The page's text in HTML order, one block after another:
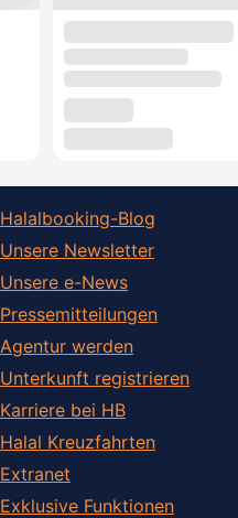
Halalbooking-Blog
Unsere Newsletter
Unsere e-News
Pressemitteilungen
Agentur werden
Unterkunft registrieren
Karriere bei HB
Halal Kreuzfahrten
Extranet
Exklusive Funktionen